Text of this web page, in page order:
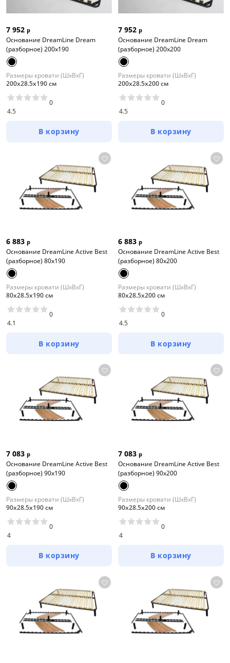
7 952 р
Основание DreamLine Dream
(разборное) 200x190
Размеры кровати (ШхВхГ)
200х28.5х190 см
4.5
0
В корзину
7 952 р
Основание DreamLine Dream
(разборное) 200x200
Размеры кровати (ШхВхГ)
200х28.5х200 см
4.5
0
В корзину
6 883 р
Основание DreamLine Active Best
(разборное) 80x190
Размеры кровати (ШхВхГ)
80х28.5х190 см
4.1
0
В корзину
6 883 р
Основание DreamLine Active Best
(разборное) 80x200
Размеры кровати (ШхВхГ)
80х28.5х200 см
4.5
0
В корзину
7 083 р
Основание DreamLine Active Best
(разборное) 90x190
Размеры кровати (ШхВхГ)
90х28.5х190 см
4
0
В корзину
7 083 р
Основание DreamLine Active Best
(разборное) 90x200
Размеры кровати (ШхВхГ)
90х28.5х200 см
4
0
В корзину